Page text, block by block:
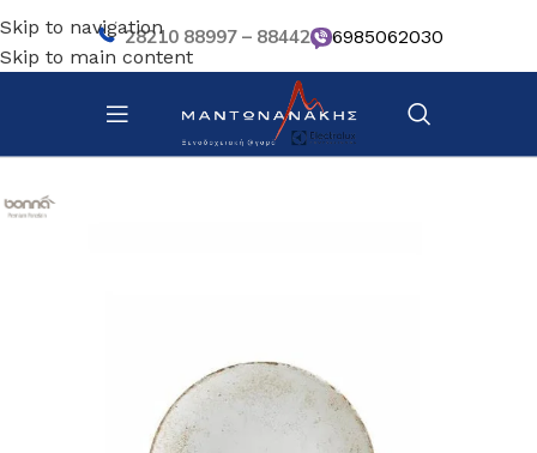
Skip to navigation
Skip to main content
28210 88997 – 88442 6985062030
Αρχική σελίδα/ Επιτραπέζια Είδη/ Πιάτα